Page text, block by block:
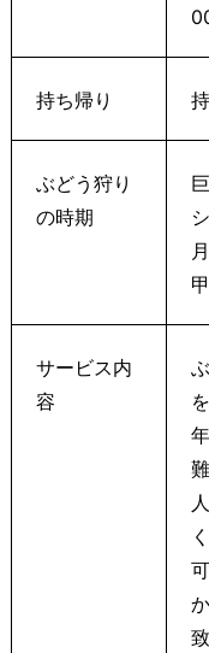
持ち帰り
ぶどう狩り
の時期
サービス内
容